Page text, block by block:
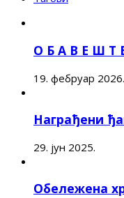
О Б А В Е Ш Т
19. фебруар 2026.
Награђени
29. јун 2025.
Обележена